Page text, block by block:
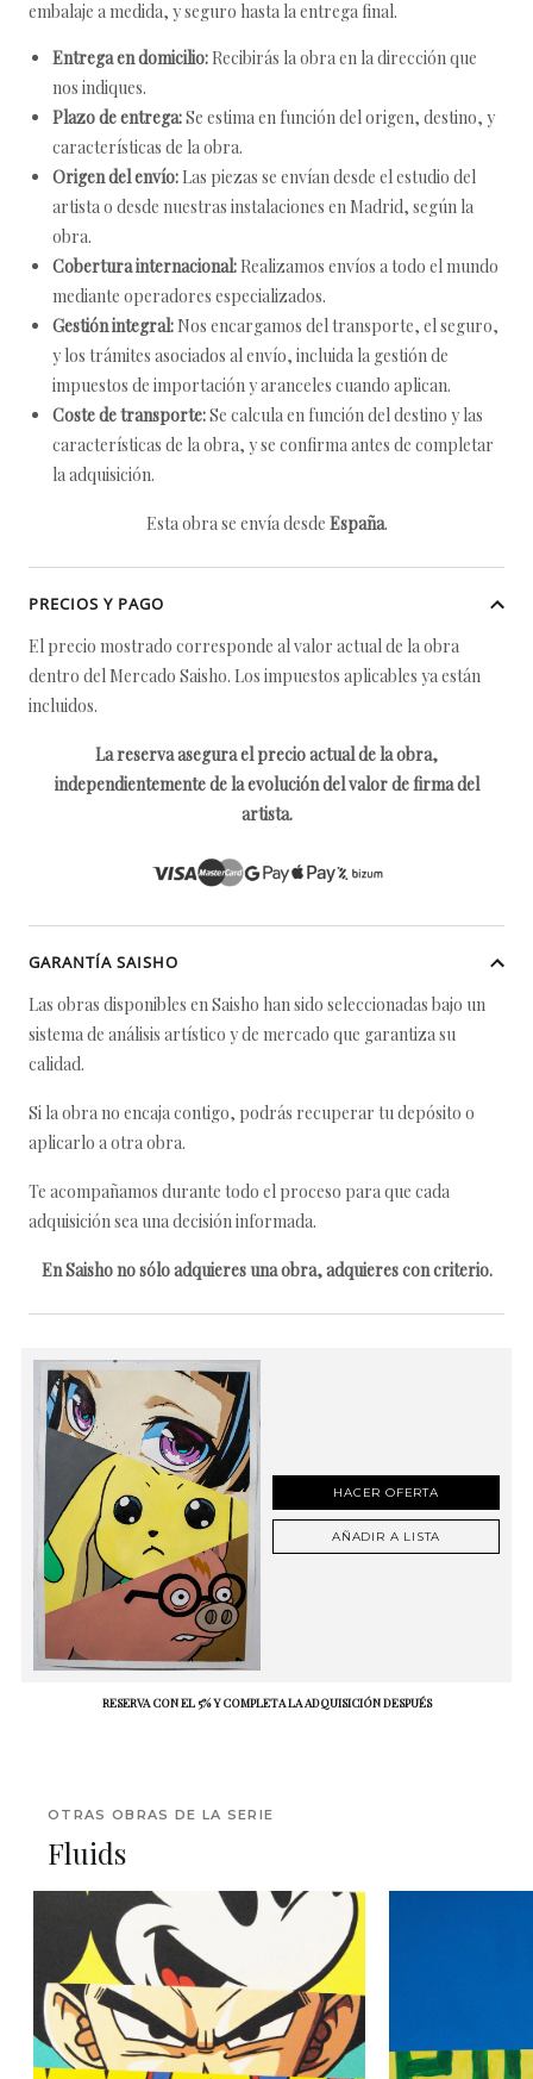
embalaje a medida, y seguro hasta la entrega final.
Entrega en domicilio: Recibirás la obra en la dirección que
nos indiques.
Plazo de entrega:Se estima en función del origen, destino, y
características de la obra.
Origen del envío: Las piezas se envían desde el estudio del
artista o desde nuestras instalaciones en Madrid, según la
obra.
Cobertura internacional: Realizamos envíos a todo el mundo
mediante operadores especializados.
Gestión integral: Nos encargamos del transporte, el seguro,
y los trámites asociados al envío, incluida la gestión de
impuestos de importación y aranceles cuando aplican.
Coste de transporte:Se calcula en función del destino y las
características de la obra, y se confirma antes de completar
la adquisición.
Esta obra se envía desde España.
PRECIOS Y PAGO
El precio mostrado corresponde al valor actual de la obra
dentro del Mercado Saisho. Los impuestos aplicables ya están
incluidos.
La reserva asegura el precio actual de la obra,
independientemente de la evolución del valor de firma del
artista.
GARANTÍA SAISHO
Las obras disponibles en Saisho han sido seleccionadas bajo un
sistema de análisis artístico y de mercado que garantiza su
calidad.
Si la obra no encaja contigo, podrás recuperar tu depósito o
aplicarlo a otra obra.
Te acompañamos durante todo el proceso para que cada
adquisición sea una decisión informada.
En Saisho no sólo adquieres una obra, adquieres con criterio.
HACER OFERTA
AÑADIR A LISTA
RESERVA CON EL 5% Y COMPLETA LA ADQUISICIÓN DESPUÉS
OTRAS OBRAS DE LA SERIE
Fluids